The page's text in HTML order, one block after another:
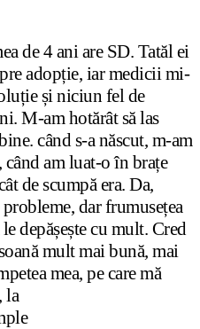
de 4 ani are SD. Tatăl ei
adopție, iar medicii mi-
și niciun fel de
M-am hotărât să las
când s-a născut, m-am
când am luat-o în brațe
de scumpă era. Da,
dar frumusețea
depășește cu mult. Cred
mult mai bună, mai
mea, pe care mă
la